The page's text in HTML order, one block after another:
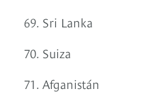
69. Sri Lanka
70. Suiza
71. Afganistán